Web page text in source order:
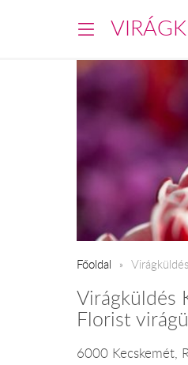
Főoldal
Virágküldés
Florist
6000 Kecskemét,